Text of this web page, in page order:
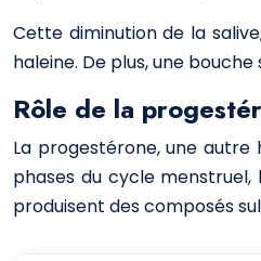
Cette diminution de la
haleine. De plus, une
Rôle de la
La progestérone, une
phases du cycle
produisent des composés